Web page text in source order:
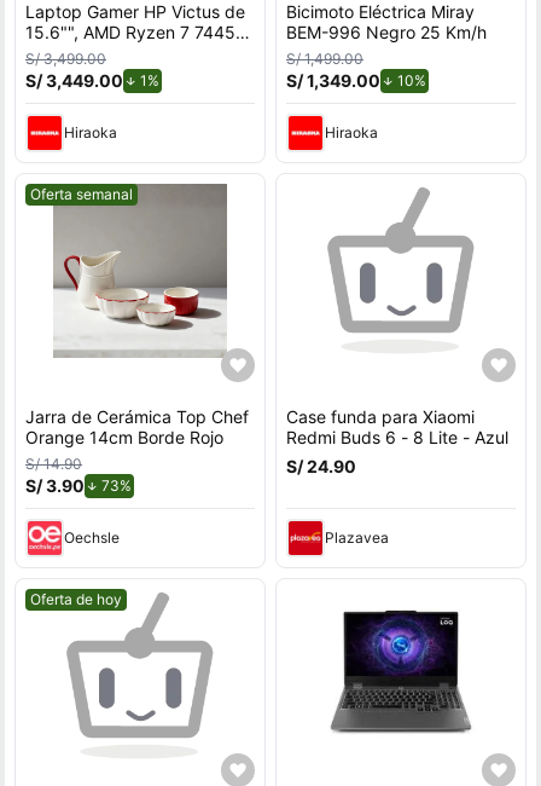
Laptop Gamer HP Victus de
15.6"", AMD Ryzen 7 7445H,
NVIDIA GeForce RTX 3050,
16GB RAM, disco sólido de
512GB, modelo 15-fb3020la
S/ 3,499.00
S/ 3,449.00 1%
Hiraoka
Bicimoto Eléctrica Miray
BEM-996 Negro 25 Km/h
S/ 1,499.00
S/ 1,349.00 10%de descuento.
Hiraoka
Mejor precio.
Oferta semanal
Jarra de Cerámica Top Chef
Orange 14cm Borde Rojo
S/ 14.90
S/ 3.90 73%
Oechsle
Case funda para Xiaomi
Redmi Buds 6 - 8 Lite - Azul
S/ 24.90
Plazavea
Mejor precio.
Oferta de hoy